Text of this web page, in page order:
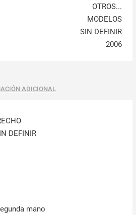
OTROS...
MODELOS
SIN DEFINIR
2006
ADICIONAL
DEFINIR
mano